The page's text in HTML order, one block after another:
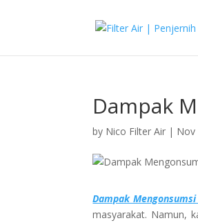
Dampak
by Nico Filter Air | Nov
Dampak
masyarakat. Namun,